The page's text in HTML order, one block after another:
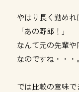
やはり長く勤めれ
「あの野郎！」
なんて元の先輩
なのですね・・・。
では比較の意味で